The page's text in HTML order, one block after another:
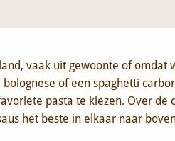
vaak uit gewoonte of omdat
of een spaghetti
pasta te kiezen. Over
het beste in elkaar naar